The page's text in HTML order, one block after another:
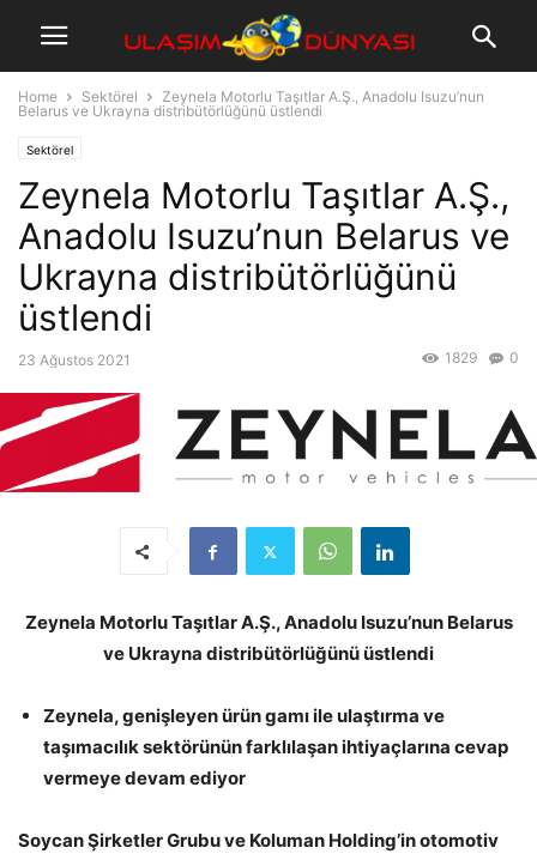
Home Sektörel
Zeynela Motorlu Taşıtlar A.Ş., Anadolu Isuzu’nun
Belarus ve Ukrayna distribütörlüğünü üstlendi
Sektörel
Zeynela Motorlu Taşıtlar A.Ş.,
Anadolu Isuzu’nun Belarus ve
Ukrayna distribütörlüğünü
üstlendi
23 Ağustos 2021 0
1829
Zeynela Motorlu Taşıtlar A.Ş., Anadolu Isuzu’nun Belarus
ve Ukrayna distribütörlüğünü üstlendi
Zeynela, genişleyen ürün gamı ileulaştırma ve
taşımacılık sektörününfarklılaşan ihtiyaçlarına cevap
vermeye devam ediyor
Soycan Şirketler Grubu ve Koluman Holding’in otomotiv